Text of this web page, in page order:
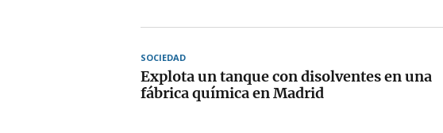
SOCIEDAD
Explota un tanque con disolventes en una
fábrica química en Madrid